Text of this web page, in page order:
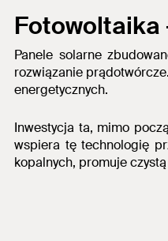
Fotowoltaika
Panele solarne
rozwiązanie prądotwórcze.
energetycznych.
Inwestycja ta, mimo
wspiera tę technologię
kopalnych, promuje